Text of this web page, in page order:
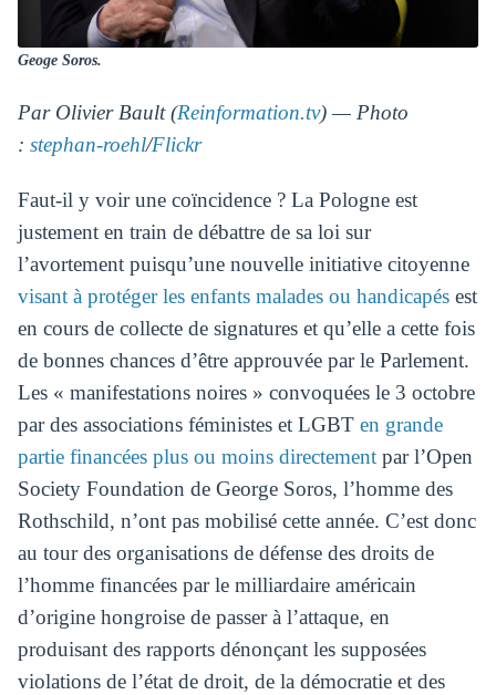
Geoge Soros.
Par Olivier Bault (Reinformation.tv) — Photo
: stephan-roehl/Flickr
Faut-il y voir une coïncidence ? La Pologne est
justement en train de débattre de sa loi sur
l’avortement puisqu’une nouvelle initiative citoyenne
visant à protéger les enfants malades ou handicapésest
en cours de collecte de signatures et qu’elle a cette fois
de bonnes chances d’être approuvée par le Parlement.
Les « manifestations noires » convoquées le 3 octobre
par des associations féministes et LGBT en grande
partie financées plus ou moins directementpar l’Open
Society Foundation de George Soros, l’homme des
Rothschild, n’ont pas mobilisé cette année. C’est donc
au tour des organisations de défense des droits de
l’homme financées par le milliardaire américain
d’origine hongroise de passer à l’attaque, en
produisant des rapports dénonçant les supposées
violations de l’état de droit, de la démocratie et des